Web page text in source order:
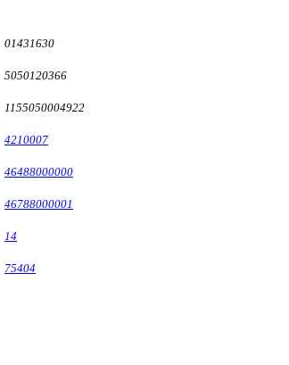
01431630
5050120366
1155050004922
4210007
46488000000
46788000001
14
75404